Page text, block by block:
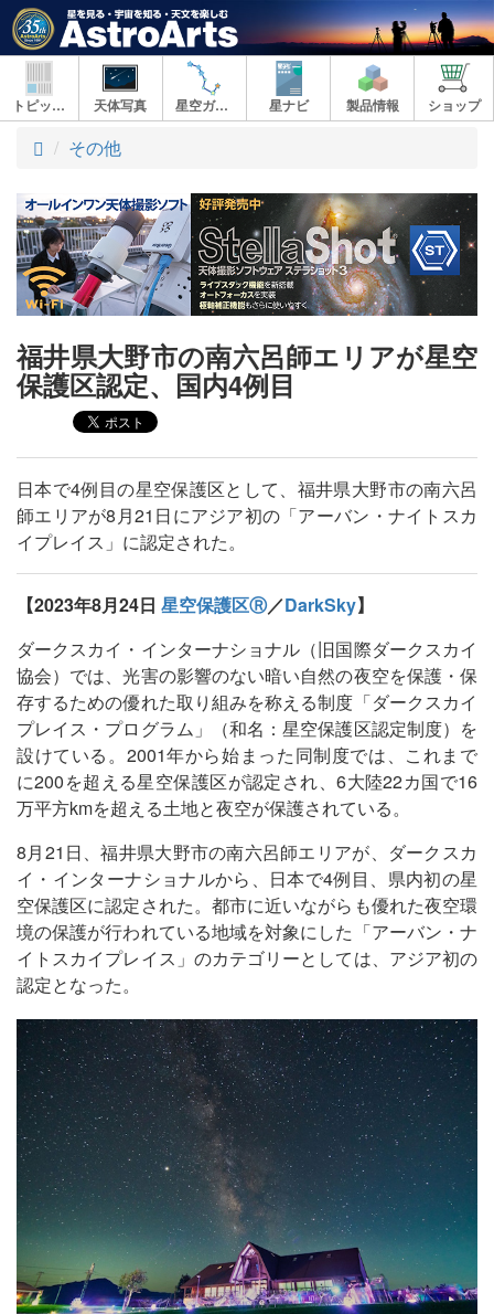
トピックス 天体写真 星空ガイド 星ナビ 製品情報 ショップ
ト
プ
その他
福井県大野市の南六呂師エリアが星空
保護区認定、国内4例目
日本で4例目の星空保護区として、福井県大野市の南六呂
師エリアが8月21日にアジア初の「アーバン・ナイトスカ
イプレイス」に認定された。
【2023年8月24日 星空保護区Ⓡ／DarkSky】
ダークスカイ・インターナショナル（旧国際ダークスカイ
協会）では、光害の影響のない暗い自然の夜空を保護・保
存するための優れた取り組みを称える制度「ダークスカイ
プレイス・プログラム」（和名：星空保護区認定制度）を
設けている。2001年から始まった同制度では、これまで
に200を超える星空保護区が認定され、6大陸22カ国で16
万平方kmを超える土地と夜空が保護されている。
8月21日、福井県大野市の南六呂師エリアが、ダークスカ
イ・インターナショナルから、日本で4例目、県内初の星
空保護区に認定された。都市に近いながらも優れた夜空環
境の保護が行われている地域を対象にした「アーバン・ナ
イトスカイプレイス」のカテゴリーとしては、アジア初の
認定となった。